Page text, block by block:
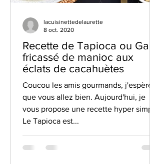
Recette de Tapioca ou Gari:
fricassé de manioc aux
éclats de cacahuètes
Coucou les amis gourmands, j'espère
que vous allez bien. Aujourd'hui, je
vous propose une recette hyper simple.
Le Tapioca est...
lacuisinettedelaurette
8 oct. 2020